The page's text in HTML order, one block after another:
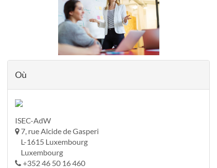
Où
ISEC-AdW
7, rue Alcide de Gasperi
L-1615 Luxembourg
Luxembourg
+352 46 50 16 460